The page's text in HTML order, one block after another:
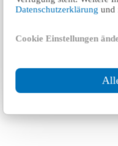
Datenschutzerklärung und
Cookie Einstellungen